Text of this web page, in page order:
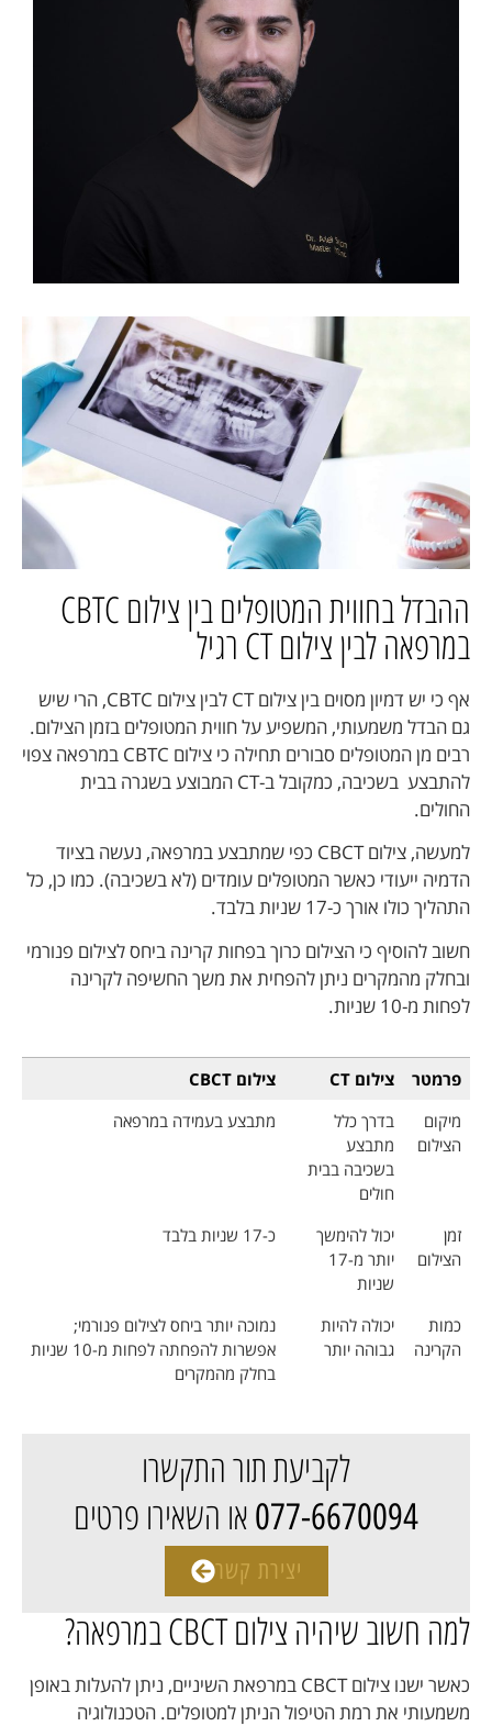
ההבדל בחווית המטופלים בין צילום CBTC
במרפאה לבין צילום CT רגיל
אף כי יש דמיון מסוים בין צילום CT לבין צילום CBTC, הרי שיש
גם הבדל משמעותי, המשפיע על חווית המטופלים בזמן הצילום.
רבים מן המטופלים סבורים תחילה כי צילום CBTC במרפאה צפוי
להתבצע בשכיבה, כמקובל ב-CT המבוצע בשגרה בבית
החולים.
למעשה, צילום CBCT כפי שמתבצע במרפאה, נעשה בציוד
הדמיה ייעודי כאשר המטופלים עומדים (לא בשכיבה). כמו כן, כל
התהליך כולו אורך כ-17 שניות בלבד.
חשוב להוסיף כי הצילום כרוך בפחות קרינה ביחס לצילום פנורמי
ובחלק מהמקרים ניתן להפחית את משך החשיפה לקרינה
לפחות מ-10 שניות.
פרמטר צילום CT
צילום CBCT
מיקום
הצילום
בדרך כלל
מתבצע
בשכיבה בבית
חולים
מתבצע בעמידה במרפאה
זמן
הצילום
יכול להימשך
יותר מ-17
שניות
כ-17 שניות בלבד
כמות
הקרינה
יכולה להיות
גבוהה יותר
נמוכה יותר ביחס לצילום פנורמי;
אפשרות להפחתה לפחות מ-10 שניות
בחלק מהמקרים
לקביעת תור התקשרו
077-6670094 או השאירו פרטים
יצירת קשר
למה חשוב שיהיה צילום CBCT במרפאה?
כאשר ישנו צילום CBCT במרפאת השיניים, ניתן להעלות באופן
משמעותי את רמת הטיפול הניתן למטופלים. הטכנולוגיה